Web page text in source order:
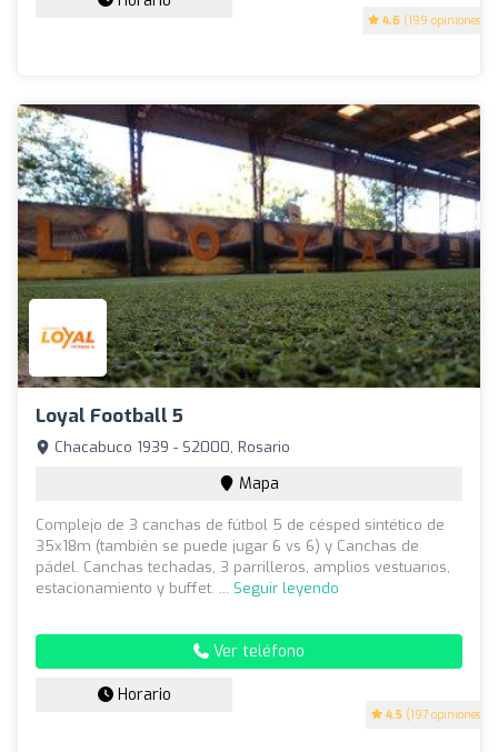
4.6 (199 opiniones)
Loyal Football 5
4.5 (197 opiniones)
Chacabuco 1939 - S2000, Rosario
Mapa
Complejo de 3 canchas de fútbol 5 de césped sintético de
35x18m (también se puede jugar 6 vs 6) y Canchas de
pádel. Canchas techadas, 3 parrilleros, amplios vestuarios,
estacionamiento y buffet. ... Seguir leyendo
Ver teléfono
Horario